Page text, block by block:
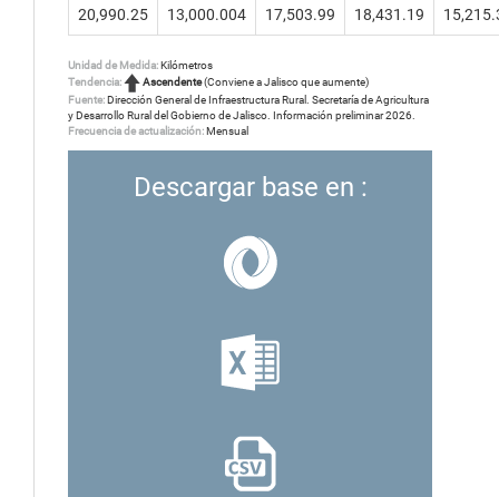
20,990.25 13,000.004 17,503.99 18,431.19
Unidad de Medida:Kilómetros
Tendencia:
Ascendente(Conviene a Jalisco que aumente)
Fuente:Dirección General de Infraestructura Rural. Secretaría de Agricultura
y Desarrollo Rural del Gobierno de Jalisco. Información preliminar 2026.
Frecuencia de actualización:Mensual
Descargar base en :